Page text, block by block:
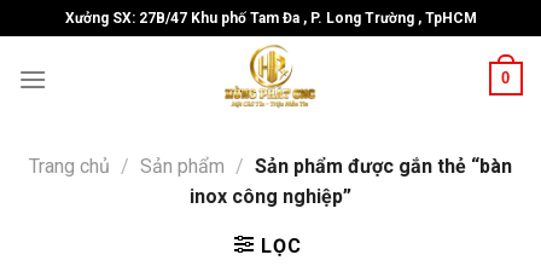
to
content
Xưởng SX: 27B/47 Khu phố Tam Đa , P. Long Trường , TpHCM
0
Trang chủ / Sản phẩm / Sản phẩm được gắn thẻ “bàn
inox công nghiệp”
LỌC